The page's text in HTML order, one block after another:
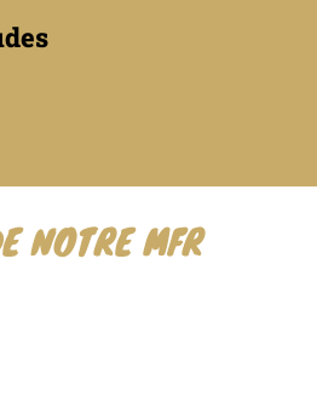
NOTRE MFR